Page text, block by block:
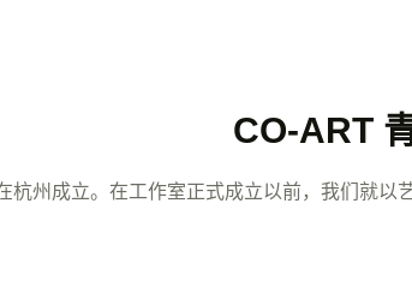
CO-ART
杭州成立。在工作室正式成立以前，我们就以